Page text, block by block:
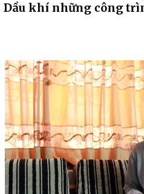
Dầu khí những công